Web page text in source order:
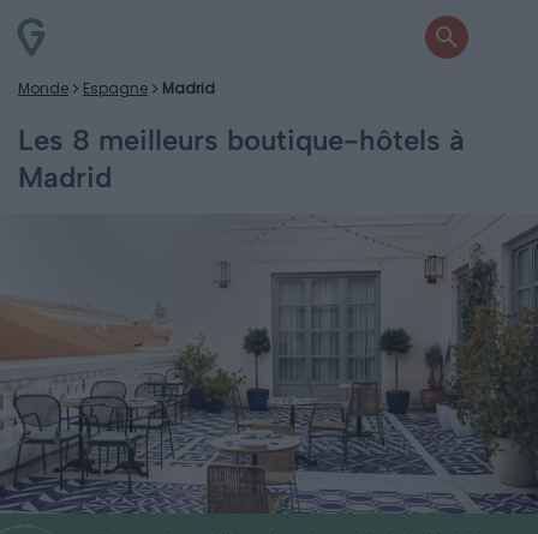
Monde Espagne Madrid
Les 8 meilleurs boutique-hôtels à
Madrid